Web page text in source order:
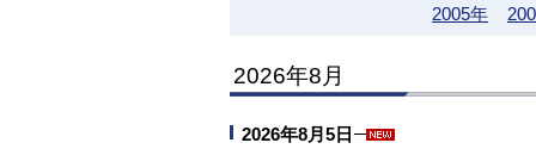
2005年
2026年8月
2026年8月5日